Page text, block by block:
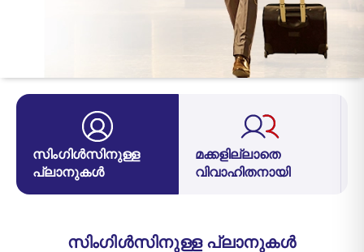
പ്രീമിയം അടയ്ക്കുക
സിംഗിൾസിനുള്ള
പ്ലാനുകൾ
മക്കളില്ലാതെ
വിവാഹിതനായി
സിംഗിൾസിനുള്ള പ്ലാനുകൾ